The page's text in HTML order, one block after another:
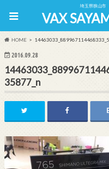
埼玉県狭山市
VAX
HOME
2016.09.28
35877_n